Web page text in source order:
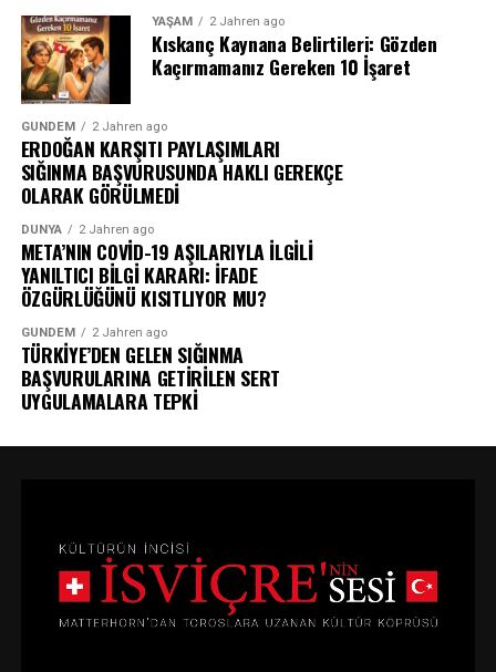
YAŞAM 2 Jahren ago
Kıskanç Kaynana Belirtileri: Gözden
Kaçırmamanız Gereken 10 İşaret
GÜNDEM 2 Jahren ago
ERDOĞAN KARŞITI PAYLAŞIMLARI
SIĞINMA BAŞVURUSUNDA HAKLI GEREKÇE
OLARAK GÖRÜLMEDİ
DÜNYA 2 Jahren ago
META’NIN COVİD-19 AŞILARIYLA İLGİLİ
YANILTICI BİLGİ KARARI: İFADE
ÖZGÜRLÜĞÜNÜ KISITLIYOR MU?
GÜNDEM 2 Jahren ago
TÜRKİYE’DEN GELEN SIĞINMA
BAŞVURULARINA GETİRİLEN SERT
UYGULAMALARA TEPKİ